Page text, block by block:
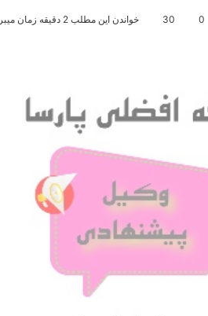
0
30 خواندن این مطلب 2 دقیقه زمان میبرد